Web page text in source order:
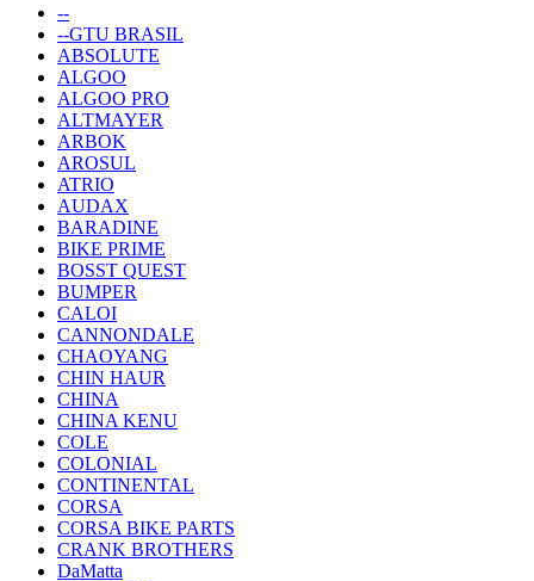
--
--GTU BRASIL
ABSOLUTE
ALGOO
ALGOO PRO
ALTMAYER
ARBOK
AROSUL
ATRIO
AUDAX
BARADINE
BIKE PRIME
BOSST QUEST
BUMPER
CALOI
CANNONDALE
CHAOYANG
CHIN HAUR
CHINA
CHINA KENU
COLE
COLONIAL
CONTINENTAL
CORSA
CORSA BIKE PARTS
CRANK BROTHERS
DaMatta